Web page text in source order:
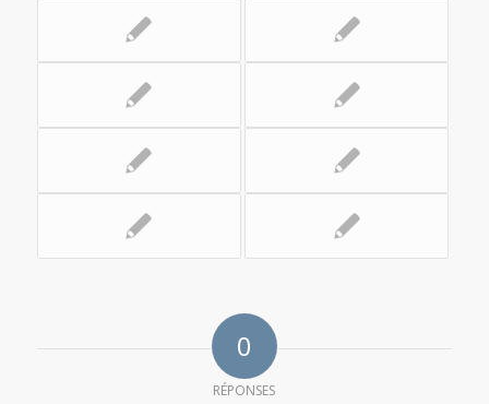
0
RÉPONSES